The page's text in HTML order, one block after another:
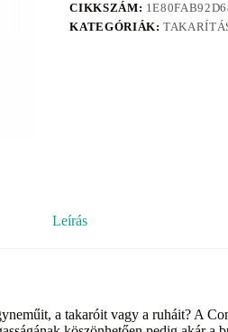
CIKKSZÁM:
KATEGÓRIÁK:
Leírás
a takaróit vagy a ruháit? A